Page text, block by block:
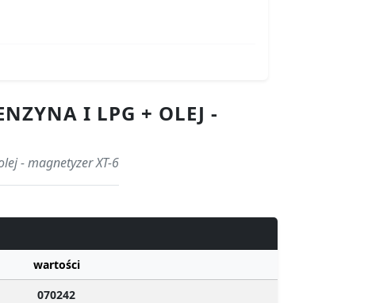
I LPG + OLEJ -
- magnetyzer XT-6
wartości
070242